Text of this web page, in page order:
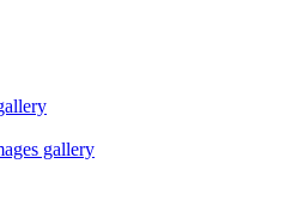
gallery